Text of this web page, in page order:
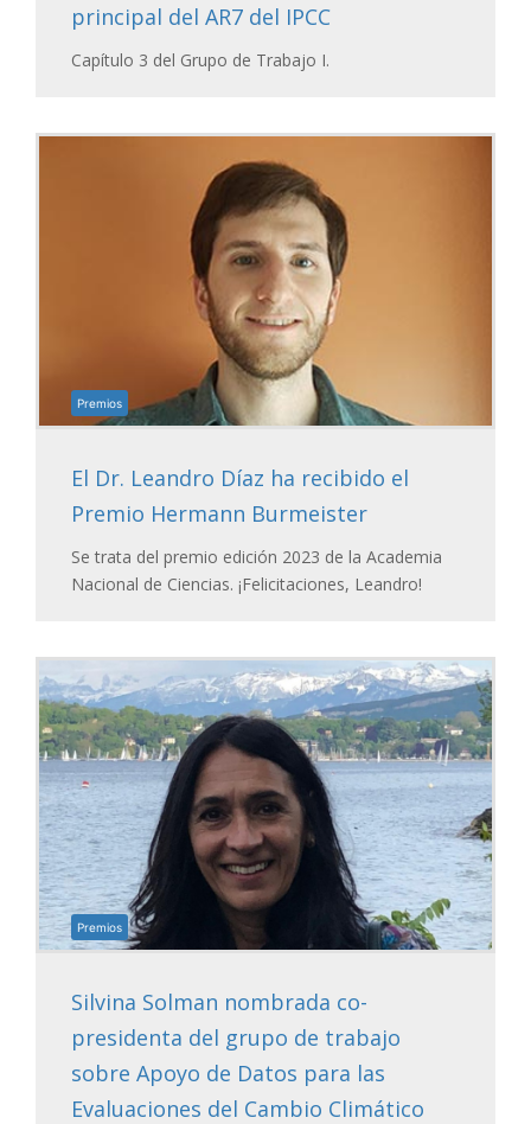
principal del AR7 del IPCC
Capítulo 3 del Grupo de Trabajo I.
Premios
El Dr. Leandro Díaz ha recibido el
Premio Hermann Burmeister
Se trata del premio edición 2023 de la Academia
Nacional de Ciencias. ¡Felicitaciones, Leandro!
Premios
Silvina Solman nombrada co-
presidenta del grupo de trabajo
sobre Apoyo de Datos para las
Evaluaciones del Cambio Climático